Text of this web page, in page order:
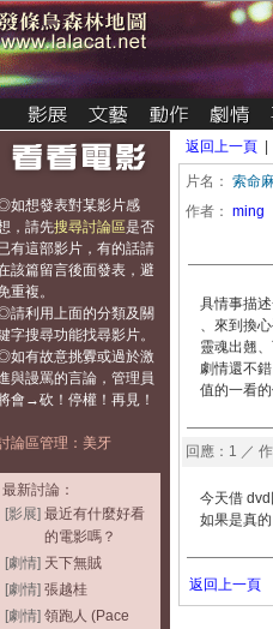
如想發表對某影片感
， 請先搜尋討論區是否
有這部影片，有的話請
該篇留言後面發表，避
重複。
請利用上面的分類及關
字搜尋功能找尋影片。
如有故意挑釁或過於激
與謾罵的言論，管理員
會→砍！停權！再見！
論區管理：美牙
最新討論：
[影展] 最近有什麼好看
的電影嗎？
[劇情] 天下無賊
[劇情] 張越桂
[劇情] 領跑人 (Pace
返回上一頁
片名： 索命
作者： ming
具情事描
、來到換
靈魂出翹
劇情還不
值的一看的
回應：1 ／ 作
今天借
如果是真
返回上一頁